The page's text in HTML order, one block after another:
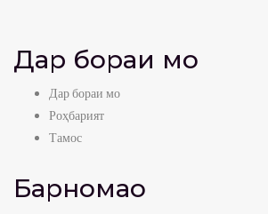
Дар бораи мо
Дар бораи мо
Роҳбарият
Тамос
Барномаҳо